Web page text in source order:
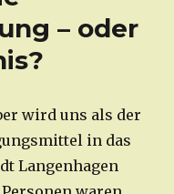
– oder
wird uns als der
in das
Langenhagen